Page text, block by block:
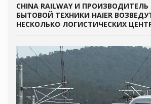
CHINA RAILWAY И ПРОИЗВОДИТЕЛЬ
БЫТОВОЙ ТЕХНИКИ HAIER
НЕСКОЛЬКО ЛОГИСТИЧЕСКИХ